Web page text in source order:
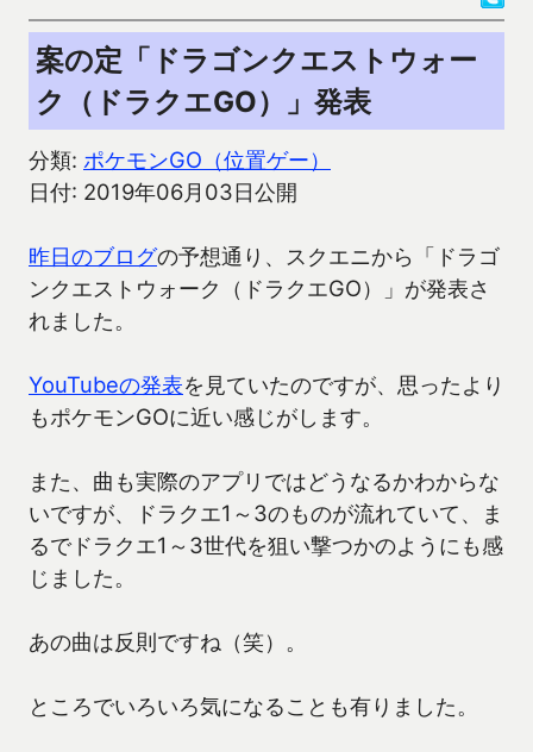
案の定「ドラゴンクエストウォー
ク（ドラクエGO）」発表
分類: ポケモンGO（位置ゲー）
日付: 2019年06月03日公開
昨日のブログの予想通り、スクエニから「ドラゴ
ンクエストウォーク（ドラクエGO）」が発表さ
れました。
YouTubeの発表を見ていたのですが、思ったより
もポケモンGOに近い感じがします。
また、曲も実際のアプリではどうなるかわからな
いですが、ドラクエ1～3のものが流れていて、ま
るでドラクエ1～3世代を狙い撃つかのようにも感
じました。
あの曲は反則ですね（笑）。
ところでいろいろ気になることも有りました。